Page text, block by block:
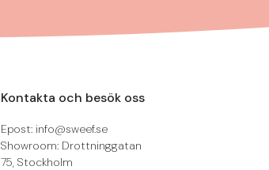
Kontakta och besök oss
Epost: info@sweef.se
Showroom: Drottninggatan
75, Stockholm